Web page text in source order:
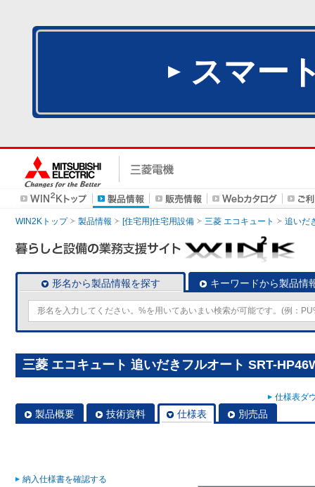
スマー
WIN2Kトップ 製品情報 [住宅用]住宅用設備 三菱 エコキュート 追いだ
形名から製品情報を探す キーワードから製品情
三菱 エコキュート 追いだきフルオート SRT-
仕様表ダ
製品概要 技術資料 仕様表 別売品
納入仕様書を確認する